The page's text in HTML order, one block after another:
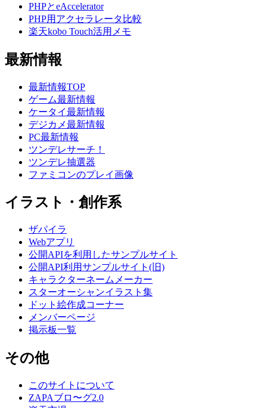
PHPとeAccelerator
PHP用アクセラレータ比較
楽天kobo Touch活用メモ
最新情報
最新情報TOP
ゲーム最新情報
ケータイ最新情報
デジカメ最新情報
PC最新情報
ツンデレサーチ！
ツンデレ抽選器
ファミコンのプレイ画像
イラスト・創作系
ザパイラ
Webアプリ
公開APIを利用したサンプルサイト
公開API利用サンプルサイト(旧)
キャラクターネームメーカー
スターオーシャンイラスト集
ドット絵作成コーナー
メンバーページ
掲示板一覧
その他
このサイトについて
ZAPAブロ〜グ2.0